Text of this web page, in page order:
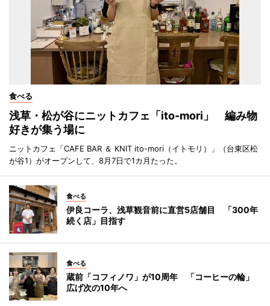
食べる
浅草・松が谷にニットカフェ「ito-mori」 編み物
好きが集う場に
ニットカフェ「CAFE BAR ＆ KNIT ito-mori（イトモリ）」（台東区松
が谷1）がオープンして、8月7日で1カ月たった。
食べる
伊良コーラ、浅草観音前に直営5店舗目 「300年
続く店」目指す
食べる
蔵前「コフィノワ」が10周年 「コーヒーの輪」
広げ次の10年へ